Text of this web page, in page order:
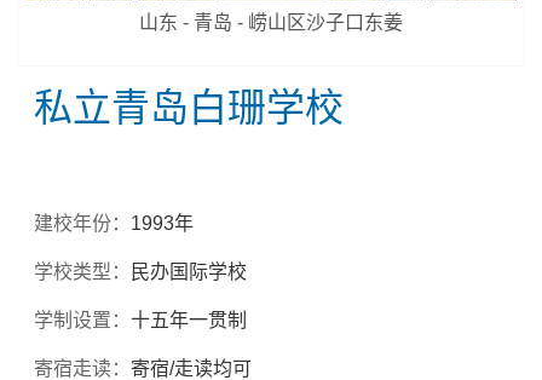
山东 - 青岛 - 崂山区沙子口东姜
私立青岛白珊学校
建校年份： 1993年
学校类型： 民办国际学校
学制设置：十五年一贯制
寄宿走读： 寄宿/走读均可